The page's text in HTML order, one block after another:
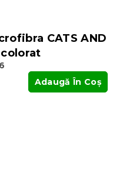
CATS AND
colorat
Adaugă În Coş